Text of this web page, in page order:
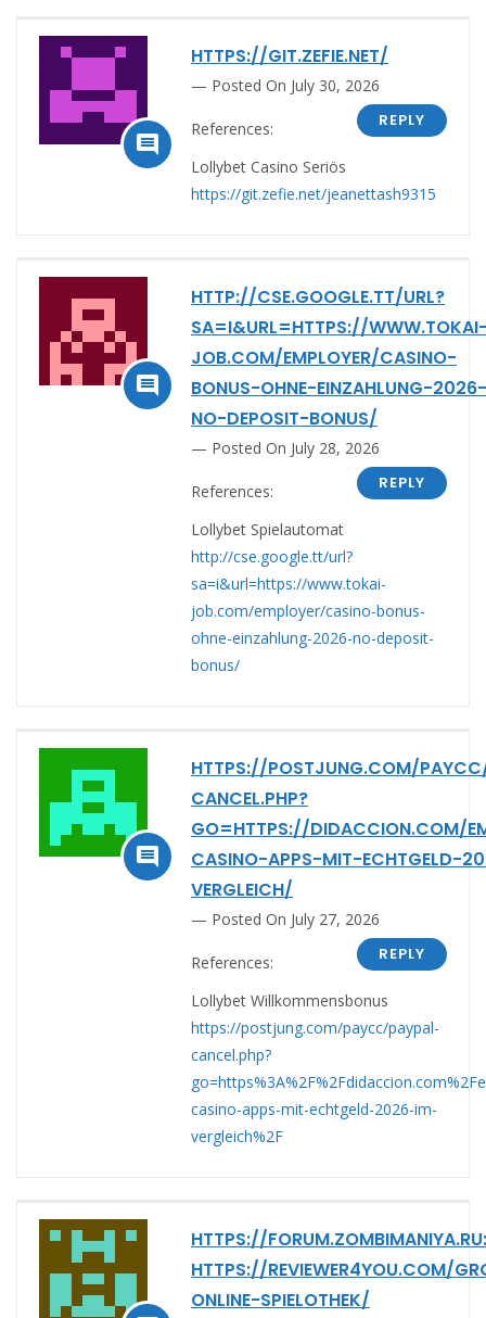

HTTPS://GIT.ZEFIE.NET/
Posted On July 30, 2026
REPLY
References:
Lollybet Casino Seriös
https://git.zefie.net/jeanettash9315

HTTP://CSE.GOOGLE.TT/URL?
SA=I&URL=HTTPS://
JOB.COM/EMPLOYER/CASINO-
BONUS-OHNE-EINZAHLUNG-2026-
NO-DEPOSIT-BONUS/
Posted On July 28, 2026
REPLY
References:
Lollybet Spielautomat
http://cse.google.tt/url?
sa=i&url=https://www.tokai-
job.com/employer/casino-bonus-
ohne-einzahlung-2026-no-deposit-
bonus/

HTTPS://POSTJUNG.COM/
CANCEL.PHP?
GO=HTTPS://DIDACCION.COM/
CASINO-APPS-MIT-ECHTGELD-
VERGLEICH/
Posted On July 27, 2026
REPLY
References:
Lollybet Willkommensbonus
https://postjung.com/paycc/paypal-
cancel.php?
casino-apps-mit-echtgeld-2026-im-
vergleich%2F
HTTPS://
HTTPS://REVIEWER4YOU.COM/
ONLINE-SPIELOTHEK/